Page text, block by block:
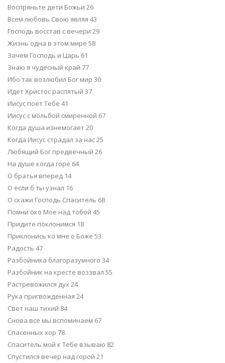
Воспряньте дети Божьи 26
Всем любовь Свою являя 43
Господь восстав с вечери 29
Жизнь одна в этом мире 58
Зачем Господь и Царь 61
Знаю я чудесный край 77
Ибо так возлюбил Бог мир 30
Идет Христос распятый 37
Иисус поет Тебе 41
Иисус с мольбой смиренной 67
Когда душа изнемогает 20
Когда Иисус страдал за нас 25
Любящий Бог предвечный 26
На душе когда горе 64
О братья вперед 14
О если б ты узнал 16
О скажи Господь Спаситель 68
Помни око Мое над тобой 45
Придите поклонимся 18
Приклонись ко мне о Боже 53
Радость 47
Разбойника благоразумного 34
Разбойник на кресте воззвал 55
Растревожился дух 24
Рука пригвожденная 24
Свет наш тихий 84
Снова все мы вспоминаем 67
Спасенных хор 78
Спаситель мой к Тебе взываю 82
Спустился вечер над горой 21